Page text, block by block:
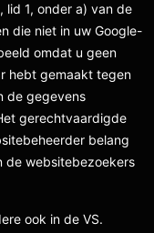
lid 1, onder a) van de
die niet in uw Google-
omdat u geen
hebt gemaakt tegen
de gegevens
gerechtvaardigde
belang
de websitebezoekers
ook in de VS.